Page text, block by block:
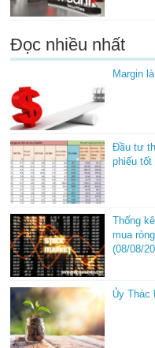
Đọc nhiều nhất
Margin
Đầu tư
phiếu tốt
Thống
mua
(08/08/
Ủy Thác